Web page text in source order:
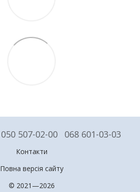
050 507-02-00 068 601-03-03
Контакти
Повна версія сайту
© 2021—2026